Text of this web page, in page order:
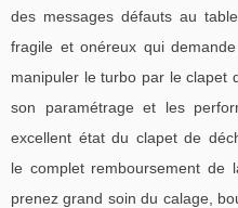
des messages défauts au
fragile et onéreux qui
manipuler le turbo par le clapet
son paramétrage et les
excellent état du clapet de
le complet remboursement de
prenez grand soin du calage,